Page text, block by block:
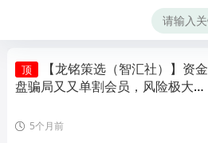
顶
【龙铭策选（智汇社）】资金
盘骗局又又单割会员，风险极大，
5个月前